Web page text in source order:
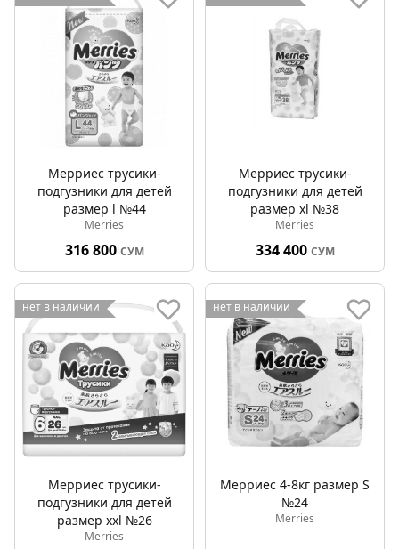
Мерриес трусики-
подгузники для детей
размер l №44
Merries
316 800 СУМ
Мерриес трусики-
подгузники для детей
размер xl №38
Merries
334 400 СУМ
нет в наличии
Мерриес трусики-
подгузники для детей
размер xxl №26
Merries
нет в наличии
Мерриес 4-8кг размер S
№24
Merries